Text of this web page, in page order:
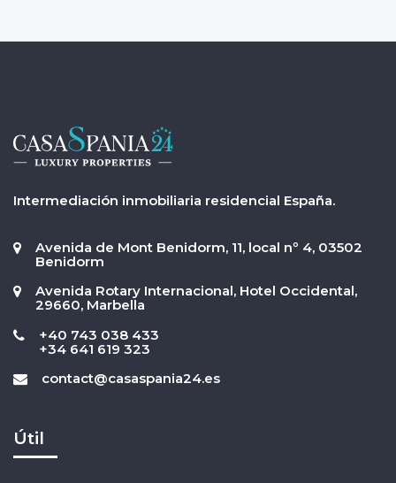
Intermediación inmobiliaria residencial España.
Avenida de Mont Benidorm, 11, local nº 4, 03502
Benidorm
Avenida Rotary Internacional, Hotel Occidental,
29660, Marbella
+40 743 038 433
+34 641 619 323
contact@casaspania24.es
Útil